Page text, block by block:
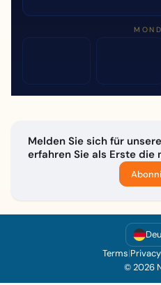
Melden Sie sich für
erfahren Sie als Erste die
Terms|Privacy
© 2026